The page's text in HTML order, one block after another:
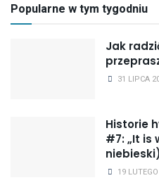
Popularne w tym tygodniu
Jak
31 LIPCA
Historie
#7: „It is
19